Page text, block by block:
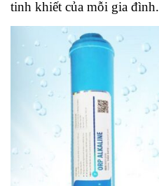
tinh khiết của mỗi gia đình.